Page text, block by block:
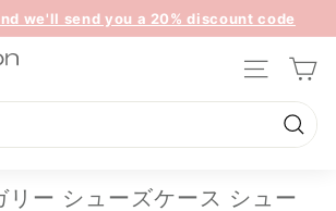
ス
ド
ョ
を
we'll send you a 20% discount code
your first purchase.
サイトの
検
リー シューズケース シュー